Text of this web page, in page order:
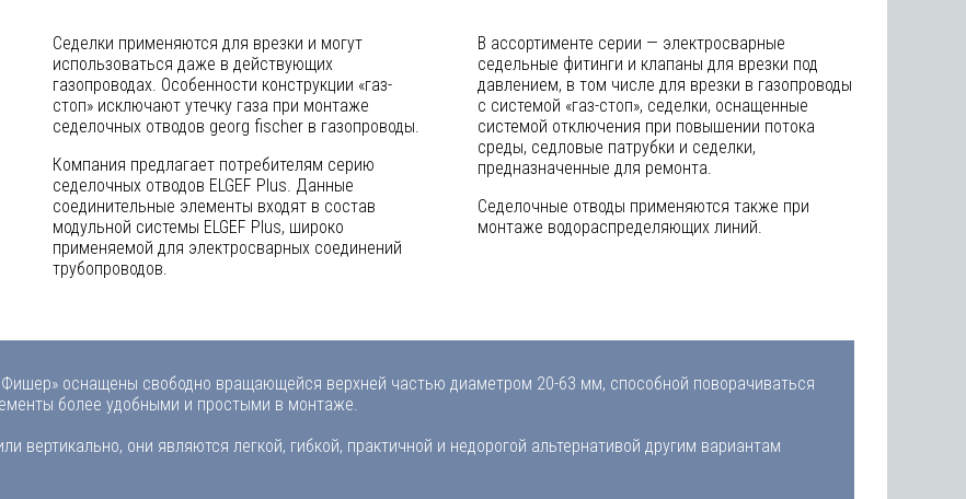
Седелки применяются для врезки и могут
использоваться даже в действующих
газопроводах. Особенности конструкции «газ-
стоп» исключают утечку газа при монтаже
седелочных отводов georg fischer в газопроводы.
Компания предлагает потребителям серию
седелочных отводов ELGEF Plus. Данные
соединительные элементы входят в состав
модульной системы ELGEF Plus, широко
применяемой для электросварных соединений
трубопроводов.
В ассортименте серии — электросварные
седельные фитинги и клапаны для врезки под
давлением, в том числе для врезки в газопроводы
с системой «газ-стоп», седелки, оснащенные
системой отключения при повышении потока
среды, седловые патрубки и седелки,
предназначенные для ремонта.
Седелочные отводы применяются также при
монтаже водораспределяющих линий.
оснащены свободно вращающейся верхней частью диаметром 20-63 мм, способной поворачиваться
более удобными и простыми в монтаже.
вертикально, они являются легкой, гибкой, практичной и недорогой альтернативой другим вариантам